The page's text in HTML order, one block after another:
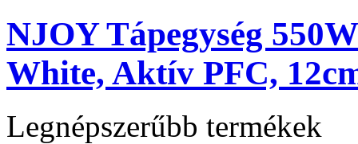
NJOY Tápegység
White, Aktív PFC,
Legnépszerűbb termékek